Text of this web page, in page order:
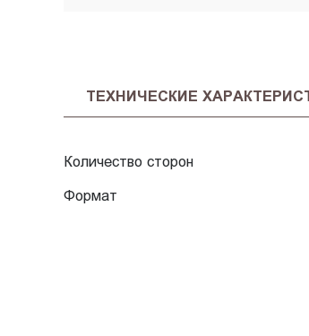
ТЕХНИЧЕСКИЕ
Количество сторон
Формат